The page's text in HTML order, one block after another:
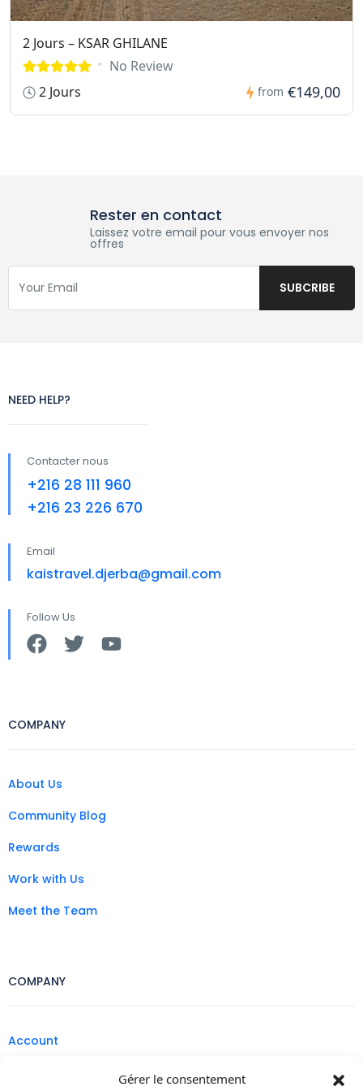
Gérer le consentement
2 Jours – KSAR GHILANE
No Review
2 Jours
from €149,00
Rester en contact
Laissez votre email pour vous envoyer nos
offres
NEED HELP?
Contacter nous
+216 28 111 960
+216 23 226 670
Email
kaistravel.djerba@gmail.com
Follow Us
COMPANY
About Us
Community Blog
Rewards
Work with Us
Meet the Team
COMPANY
Account